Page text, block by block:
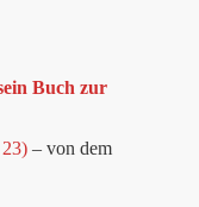
Buch zur
– von dem